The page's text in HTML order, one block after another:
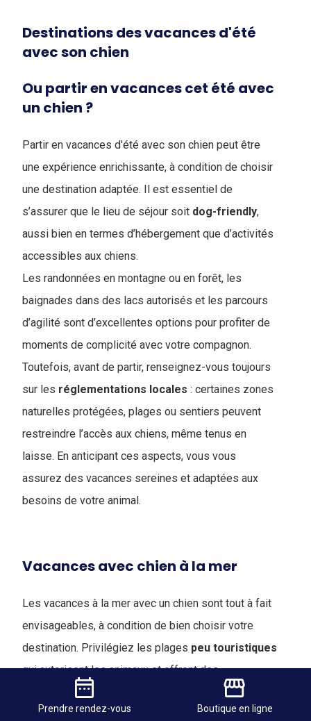
Destinations des vacances d'été
avec son chien
Ou partir en vacances cet été avec
un chien ?
Partir en vacances d'été avec son chien peut être
une expérience enrichissante, à condition de choisir
une destination adaptée. Il est essentiel de
s’assurer que le lieu de séjour soit dog-friendly,
aussi bien en termes d’hébergement que d’activités
accessibles aux chiens.
Les randonnées en montagne ou en forêt, les
baignades dans des lacs autorisés et les parcours
d’agilité sont d’excellentes options pour profiter de
moments de complicité avec votre compagnon.
Toutefois, avant de partir, renseignez-vous toujours
sur les réglementations locales : certaines zones
naturelles protégées, plages ou sentiers peuvent
restreindre l’accès aux chiens, même tenus en
laisse. En anticipant ces aspects, vous vous
assurez des vacances sereines et adaptées aux
besoins de votre animal.
Vacances avec chien à la mer
Les vacances à la mer avec un chien sont tout à fait
envisageables, à condition de bien choisir votre
destination. Privilégiez les plages peu touristiques
qui autorisent les animaux et offrent des
zones ombragées, afin de garantir son confort et sa
sécurité.
date_range
Prendrerendez-vous
storefront
Boutique en ligne